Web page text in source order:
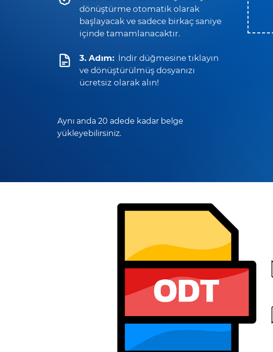
dönüştürme otomatik olarak
başlayacak ve sadece birkaç saniye
içinde tamamlanacaktır.
3. Adım: İndir düğmesine tıklayın
ve dönüştürülmüş dosyanızı
ücretsiz olarak alın!
Aynı anda 20 adede kadar belge
yükleyebilirsiniz.